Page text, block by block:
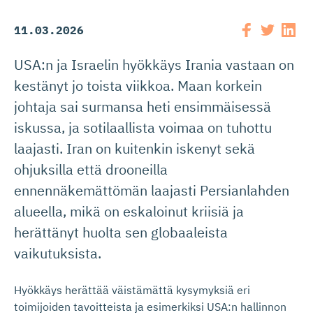
11.03.2026
USA:n ja Israelin hyökkäys Irania vastaan on
kestänyt jo toista viikkoa. Maan korkein
johtaja sai surmansa heti ensimmäisessä
iskussa, ja sotilaallista voimaa on tuhottu
laajasti. Iran on kuitenkin iskenyt sekä
ohjuksilla että drooneilla
ennennäkemättömän laajasti Persianlahden
alueella, mikä on eskaloinut kriisiä ja
herättänyt huolta sen globaaleista
vaikutuksista.
Hyökkäys herättää väistämättä kysymyksiä eri
toimijoiden tavoitteista ja esimerkiksi USA:n hallinnon